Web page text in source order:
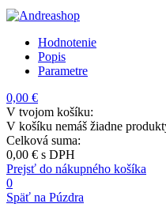
Hodnotenie
Popis
Parametre
0,00 €
V tvojom košíku:
V košíku nemáš žiadne
Celková suma:
0,00 € s DPH
Prejsť do nákupného košíka
0
Späť na Púzdra